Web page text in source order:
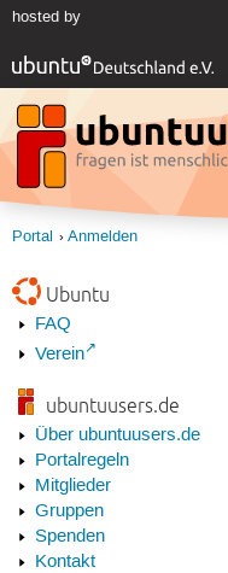
hosted by
Portal Anmelden
Ubuntu
FAQ
Verein
ubuntuusers.de
Über ubuntuusers.de
Portalregeln
Mitglieder
Gruppen
Spenden
Kontakt